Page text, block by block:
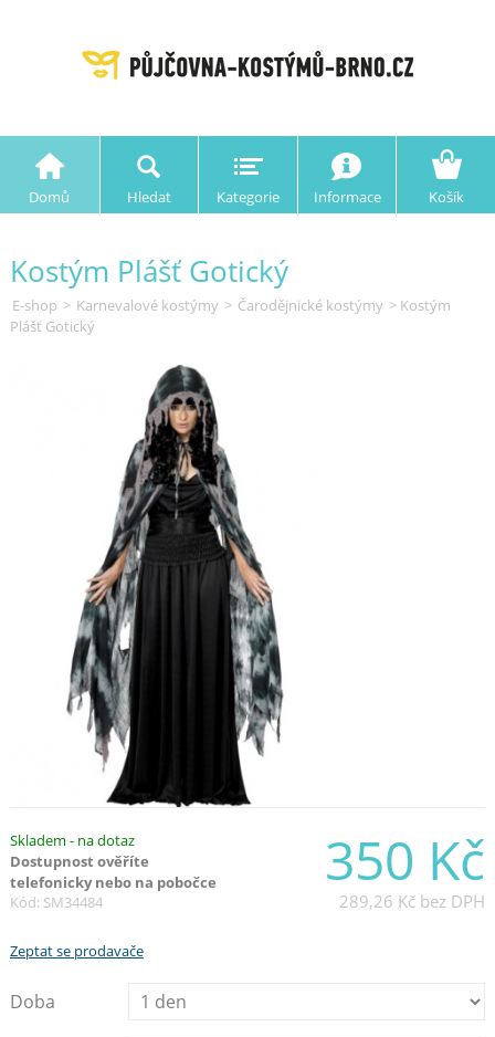
Domů Hledat Kategorie Informace Košík
Kostým Plášť Gotický
E-shop > Karnevalové kostýmy > Čarodějnické kostýmy > Kostým
Plášť Gotický
350 Kč
289,26 Kč bez DPH
Skladem - na dotaz
Dostupnost ověříte
telefonicky nebo na pobočce
Kód: SM34484
Zeptat se prodavače
Doba